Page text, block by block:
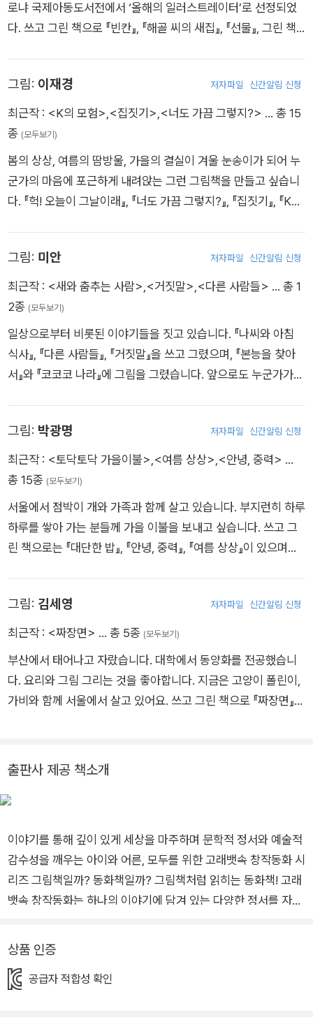
로냐 국제아동도서전에서 ‘올해의 일러스트레이터’로 선정되었
다. 쓰고 그린 책으로 『빈칸』, 『해골 씨의 새집』, 『선물』, 그린 책
사인검의 비밀』 등이 있다.
그림: 이재경 저자파일 신간알림 신청
최근작 : <K의 모험> <집짓기> <너도 가끔 그렇지?> … 총 15
종 (모두보기)
봄의 상상, 여름의 땀방울, 가을의 결실이 겨울 눈송이가 되어 누
군가의 마음에 포근하게 내려앉는 그런 그림책을 만들고 싶습니
다. 『헉! 오늘이 그날이래』, 『너도 가끔 그렇지?』, 『집짓기』, 『K의
그림: 미안 저자파일 신간알림 신청
최근작 : <새와 춤추는 사람> <거짓말> <다른 사람들> … 총 1
2종 (모두보기)
일상으로부터 비롯된 이야기들을 짓고 있습니다. 『나씨와 아침
식사』, 『다른 사람들』, 『거짓말』을 쓰고 그렸으며, 『본능을 찾아
서』와 『코코코 나라』에 그림을 그렸습니다. 앞으로도 누군가가
그림: 박광명 저자파일 신간알림 신청
최근작 : <토닥토닥 가을이불> <여름 상상> <안녕, 중력> …
총 15종 (모두보기)
서울에서 점박이 개와 가족과 함께 살고 있습니다. 부지런히 하루
하루를 쌓아 가는 분들께 가을 이불을 보내고 싶습니다. 쓰고 그
린 책으로는 『대단한 밥』, 『안녕, 중력』, 『여름 상상』이 있으며
머니』가 있습니다. 인스타그램 @soomook_illust
그림: 김세영 저자파일 신간알림 신청
최근작 : <짜장면> … 총 5종 (모두보기)
부산에서 태어나고 자랐습니다. 대학에서 동양화를 전공했습니
다. 요리와 그림 그리는 것을 좋아합니다. 지금은 고양이 폴린이,
가비와 함께 서울에서 살고 있어요. 쓰고 그린 책으로 『짜장면』이
출판사 제공 책소개
이야기를 통해 깊이 있게 세상을 마주하며 문학적 정서와 예술적
감수성을 깨우는 아이와 어른, 모두를 위한 고래뱃속 창작동화 시
리즈 그림책일까? 동화책일까? 그림책처럼 읽히는 동화책! 고래
뱃속 창작동화는 하나의 이야기에 담겨 있는 다양한 정서를 자연
재미와 더불어 그림을 읽는 즐거움까지 함께 느낄 수 있습니다.
키는 완성도 높은 그림이 가득한 고래뱃속 창작동화와 함께라면
상품 인증
공급자 적합성 확인